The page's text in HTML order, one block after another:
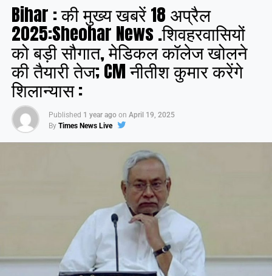
Facebook X
Like this:
Bihar : की मुख्य खबरें 18 अप्रैल
2025:Sheohar News .शिवहरवासियों
को बड़ी सौगात, मेडिकल कॉलेज खोलने
की तैयारी तेज; CM नीतीश कुमार करेंगे
शिलान्यास :
Published 1 year ago on April 19, 2025
By Times News Live